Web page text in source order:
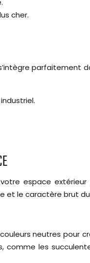
cher.
parfaitement
espace
et le caractère brut
neutres pour
comme les